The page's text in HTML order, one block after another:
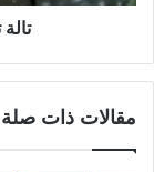
مقالات ذات صلة